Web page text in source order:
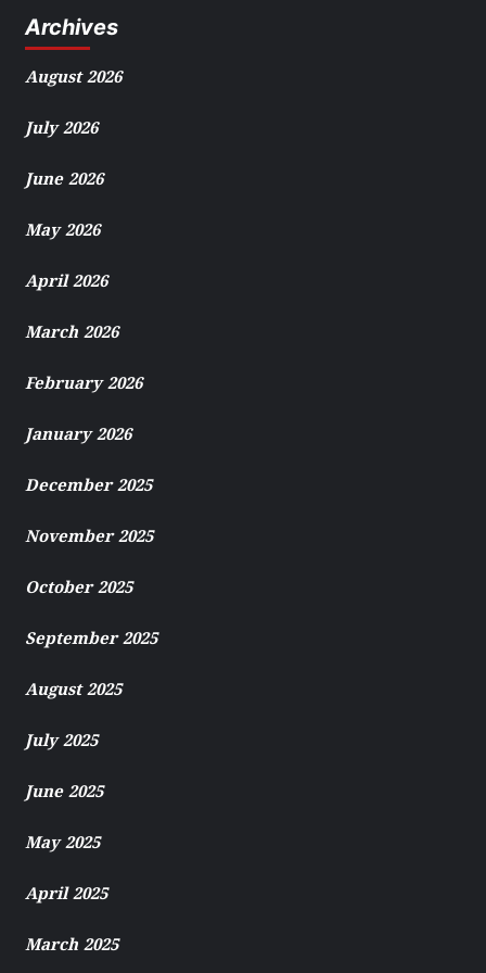
Archives
August 2026
July 2026
June 2026
May 2026
April 2026
March 2026
February 2026
January 2026
December 2025
November 2025
October 2025
September 2025
August 2025
July 2025
June 2025
May 2025
April 2025
March 2025